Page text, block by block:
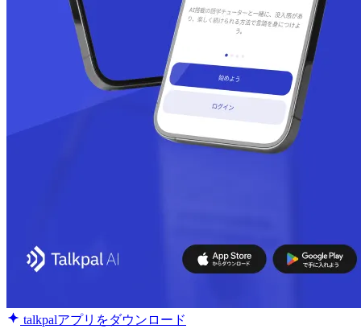
talkpalアプリをダウンロード